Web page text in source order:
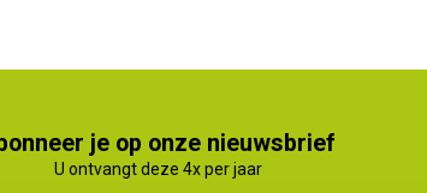
je op onze nieuwsbrief
U ontvangt deze 4x per jaar